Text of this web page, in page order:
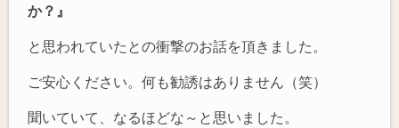
か？』
と思われていたとの衝撃のお話を頂きました。
ご安心ください。何も勧誘はありません（笑）
聞いていて、なるほどな～と思いました。